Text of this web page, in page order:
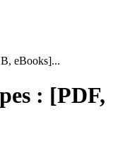
eBooks]...
: [PDF,